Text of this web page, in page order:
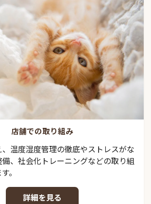
店舗での取り組み
温度湿度管理の徹底やストレスがな
、社会化トレーニングなどの取り組
。
詳細を見る